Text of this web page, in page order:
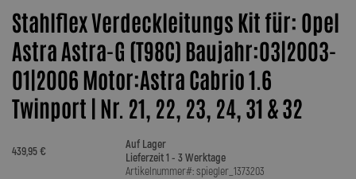
Stahlflex Verdeckleitungs Kit für: Opel
Astra Astra-G (T98C) Baujahr:03|2003-
01|2006 Motor:Astra Cabrio 1.6
Twinport | Nr. 21, 22, 23, 24, 31 & 32
439,95 €
Auf Lager
Lieferzeit 1 - 3 Werktage
Artikelnummer#: spiegler_1373203